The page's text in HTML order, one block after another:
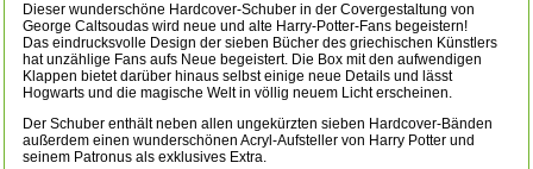
Dieser wunderschöne Hardcover-Schuber in der Covergestaltung von
George Caltsoudas wird neue und alte Harry-Potter-Fans begeistern!
Das eindrucksvolle Design der sieben Bücher des griechischen Künstlers
hat unzählige Fans aufs Neue begeistert. Die Box mit den aufwendigen
Klappen bietet darüber hinaus selbst einige neue Details und lässt
Hogwarts und die magische Welt in völlig neuem Licht erscheinen.
Der Schuber enthält neben allen ungekürzten sieben Hardcover-Bänden
außerdem einen wunderschönen Acryl-Aufsteller von Harry Potter und
seinem Patronus als exklusives Extra.